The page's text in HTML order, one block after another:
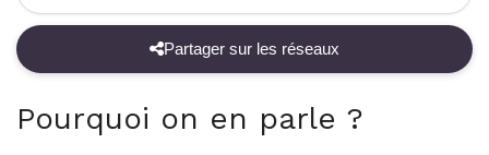
Partager sur les réseaux
Pourquoi on en parle ?